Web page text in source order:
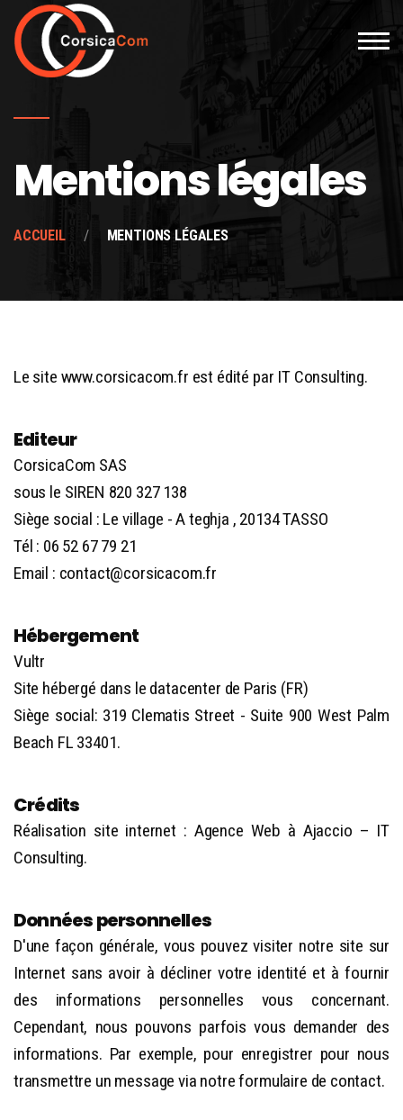
Mentions légales
ACCUEIL MENTIONS LÉGALES
Le site www.corsicacom.fr est édité par IT Consulting.
Editeur
CorsicaCom SAS
sous le SIREN 820 327 138
Siège social : Le village - A teghja , 20134 TASSO
Tél : 06 52 67 79 21
Email : contact@corsicacom.fr
Hébergement
Vultr
Site hébergé dans le datacenter de Paris (FR)
Siège social: 319 Clematis Street - Suite 900 West Palm
Beach FL 33401.
Crédits
Réalisation site internet : Agence Web à Ajaccio – IT
Consulting.
Données personnelles
D'une façon générale, vous pouvez visiter notre site sur
Internet sans avoir à décliner votre identité et à fournir
des informations personnelles vous concernant.
Cependant, nous pouvons parfois vous demander des
informations. Par exemple, pour enregistrer pour nous
transmettre un message via notre formulaire de contact.